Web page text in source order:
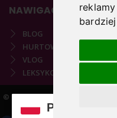
NAWIGACJA
BLOG
HURTOWNIA
VLOG
LEKSYKON
© 2021-2025 COPYRIGHT
PL